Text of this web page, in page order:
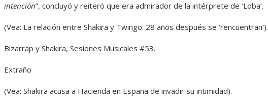
intención”, concluyó y reiteró que era admirador de la intérprete de ‘Loba’.
(Vea: La relación entre Shakira y Twingo: 28 años después se ‘rencuentran’).
Bizarrap y Shakira, Sesiones Musicales #53.
Extraño
(Vea: Shakira acusa a Hacienda en España de invadir su intimidad).